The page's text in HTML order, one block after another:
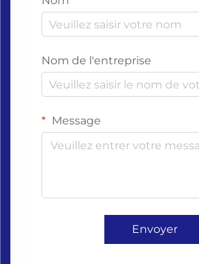
Nom de l'entreprise
Message
Envoyer